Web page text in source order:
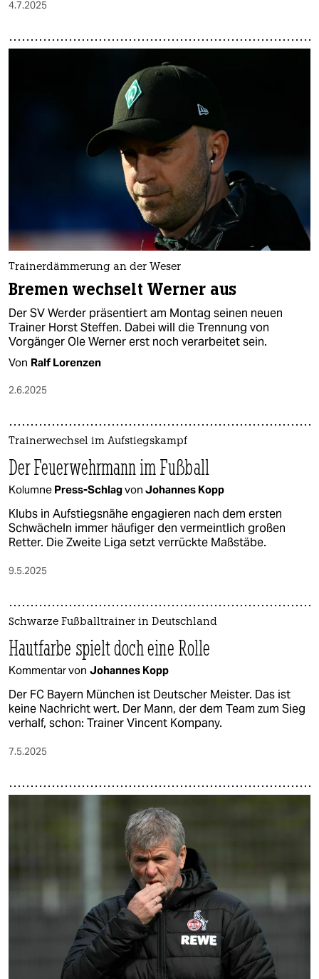
4.7.2025
Trainerdämmerung an der Weser
Bremen wechselt Werner aus
Der SV Werder präsentiert am Montag seinen neuen
Trainer Horst Steffen. Dabei will die Trennung von
Vorgänger Ole Werner erst noch verarbeitet sein.
Von Ralf Lorenzen
2.6.2025
Trainerwechsel im Aufstiegskampf
Der Feuerwehrmann im Fußball
Kolumne Press-Schlagvon Johannes Kopp
Klubs in Aufstiegsnähe engagieren nach dem ersten
Schwächeln immer häufiger den vermeintlich großen
Retter. Die Zweite Liga setzt verrückte Maßstäbe.
9.5.2025
Schwarze Fußballtrainer in Deutschland
Hautfarbe spielt doch eine Rolle
Kommentar von Johannes Kopp
Der FC Bayern München ist Deutscher Meister. Das ist
keine Nachricht wert. Der Mann, der dem Team zum Sieg
verhalf, schon: Trainer Vincent Kompany.
7.5.2025